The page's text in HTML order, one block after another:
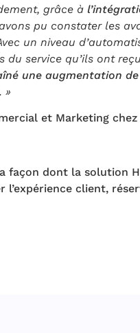
grâce à
pu constater les
un niveau
du service qu’ils ont
une augmentation de
»
et Marketing
façon dont la solution
client,